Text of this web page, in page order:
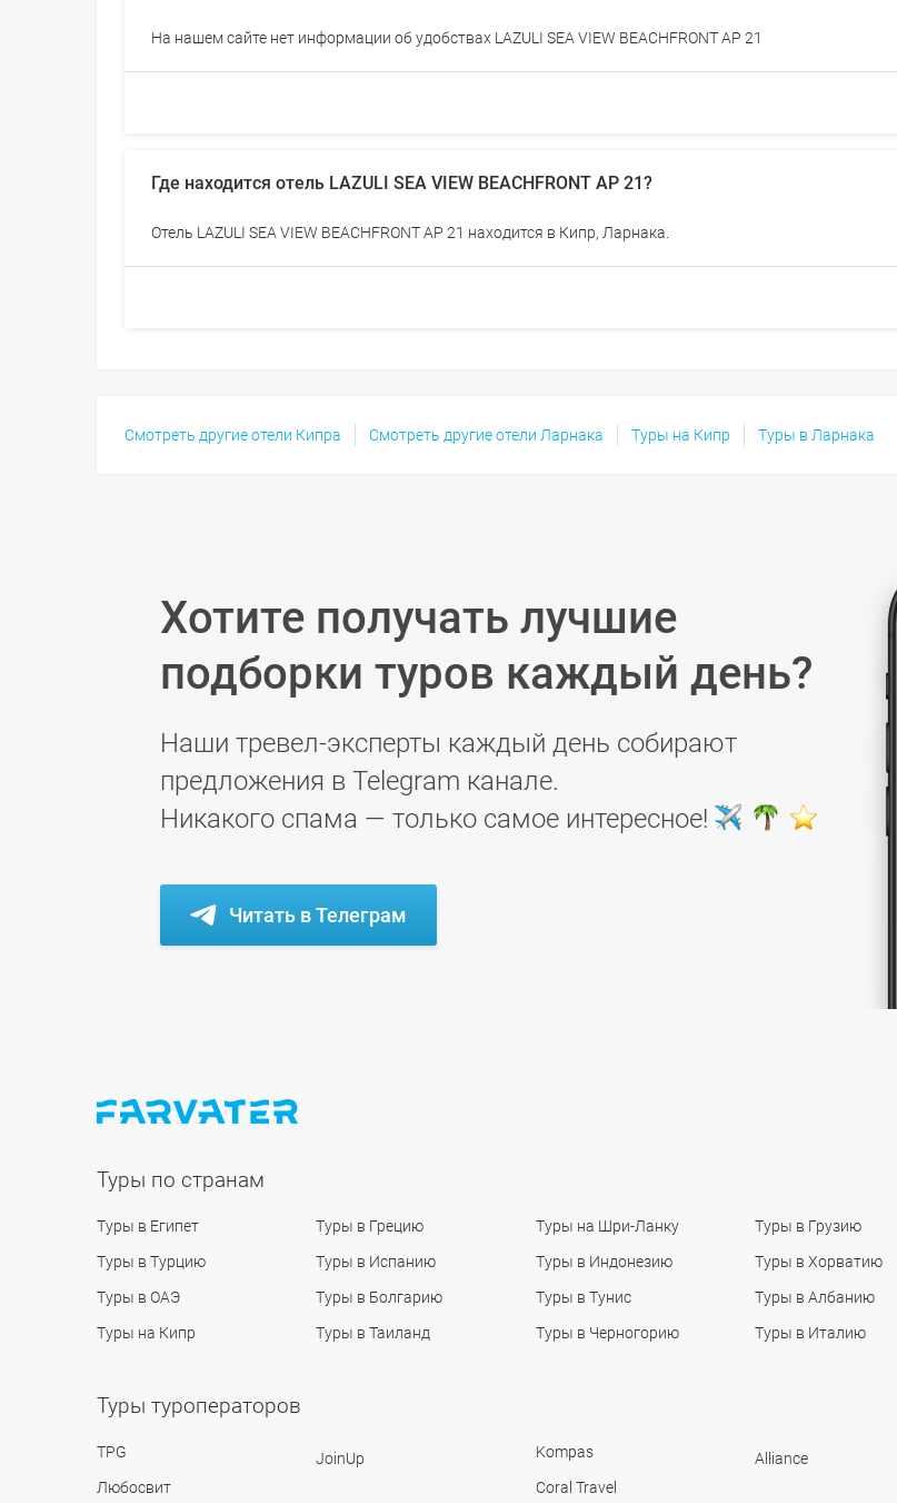
На нашем сайте нет информации об удобствах LAZULI SEA VIEW BEACHFRONT AP 21
Где находится отель LAZULI SEA VIEW BEACHFRONT AP 21?
Отель LAZULI SEA VIEW BEACHFRONT AP 21 находится в Кипр, Ларнака.
Смотреть другие отели Кипра Смотреть другие отели Ларнака Туры на Кипр Туры в Ларнака
Хотите получать лучшие
подборки туров каждый день?
Наши тревел-эксперты каждый день собирают
предложения в Telegram канале.
Никакого спама — только самое интересное!
Читать в Телеграм
Туры по странам
Туры в Египет
Туры в Турцию
Туры в ОАЭ
Туры на Кипр
Туры в Грецию
Туры в Испанию
Туры в Болгарию
Туры в Таиланд
Туры на Шри-Ланку
Туры в Индонезию
Туры в Тунис
Туры в Черногорию
Туры в Грузию
Туры в Хорватию
Туры в Албанию
Туры в Италию
Туры туроператоров
TPG
Любосвит
JoinUp
Kompas
Coral Travel
Alliance